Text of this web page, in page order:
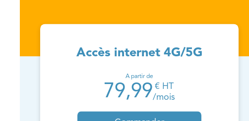
Accès internet 4G/5G
A partir de
79,99 € HT
/mois